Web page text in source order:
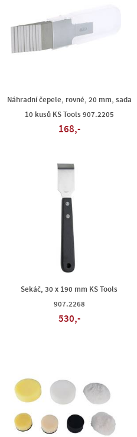
Náhradní čepele, rovné, 20 mm, sada
10 kusů KS Tools 907.2205
168,-
Sekáč, 30 x 190 mm KS Tools
907.2268
530,-